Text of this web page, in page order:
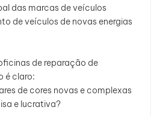
das marcas de veículos
de veículos de novas energias
de reparação de
é claro:
de cores novas e complexas
e lucrativa?